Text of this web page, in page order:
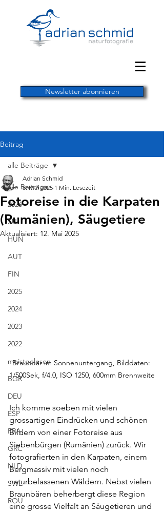
Newsletter abonnieren
Beitrag
alle Beiträge
2026
SUI
HUN
AUT
FIN
2025
2024
2023
2022
meistgelesen
BGR
DEU
ESP
FRA
GRC
NLD
SWE
ROU
alle Beiträge
Fotoreise in die Karpaten
(Rumänien), Säugetiere
Adrian Schmid
8. Mai 2025 1 Min. Lesezeit
Aktualisiert: 12. Mai 2025
Braunbär im Sonnenuntergang, Bilddaten:
1/500Sek, f/4.0, ISO 1250, 600mm Brennweite
Ich komme soeben mit vielen
grossartigen Eindrücken und schönen
Bildern von einer Fotoreise aus
Siebenbürgen (Rumänien) zurück. Wir
fotografierten in den Karpaten, einem
Bergmassiv mit vielen noch
naturbelassenen Wäldern. Nebst vielen
Braunbären beherbergt diese Region
eine grosse Vielfalt an Säugetieren und